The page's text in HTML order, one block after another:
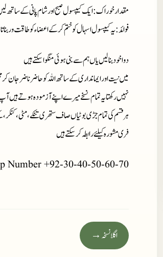
مقدارخوراک: ایک کیپسول صبح اور شام پانی کے
فوائد: یہ کیپسول اسہال کو ختم کر کے اعضاء کو طاقت ور
دوا خود بنا لیں یاں ہم سے بنی ہوئی منگوا سکتے ہیں
میں نیت اور ایمانداری کے ساتھ اللہ کو حاضر ناضر جان
نہیں رکھتا یہ تمام نسخے میرے اپنے آزمودہ ہوتے ہیں
ہر قسم کی تمام جڑی بوٹیاں صاف ستھری تنکے، مٹی، کنکر،
فری مشورہ کیلئے رابطہ کر سکتے ہیں
Number +92-30-40-50-60-70
اگلا نسخہ →